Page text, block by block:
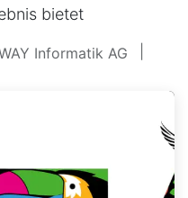
bietet
Informatik AG